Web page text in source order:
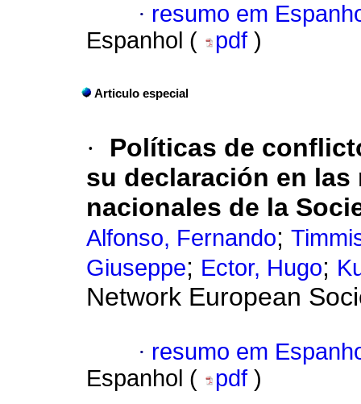
· resumo em
Espanhol (
pdf )
Articulo especial
·
Políticas de
su declaración en
nacionales de la
Alfonso, Fernando;
Giuseppe; Ector, Hugo;
Network European
· resumo em
Espanhol (
pdf )